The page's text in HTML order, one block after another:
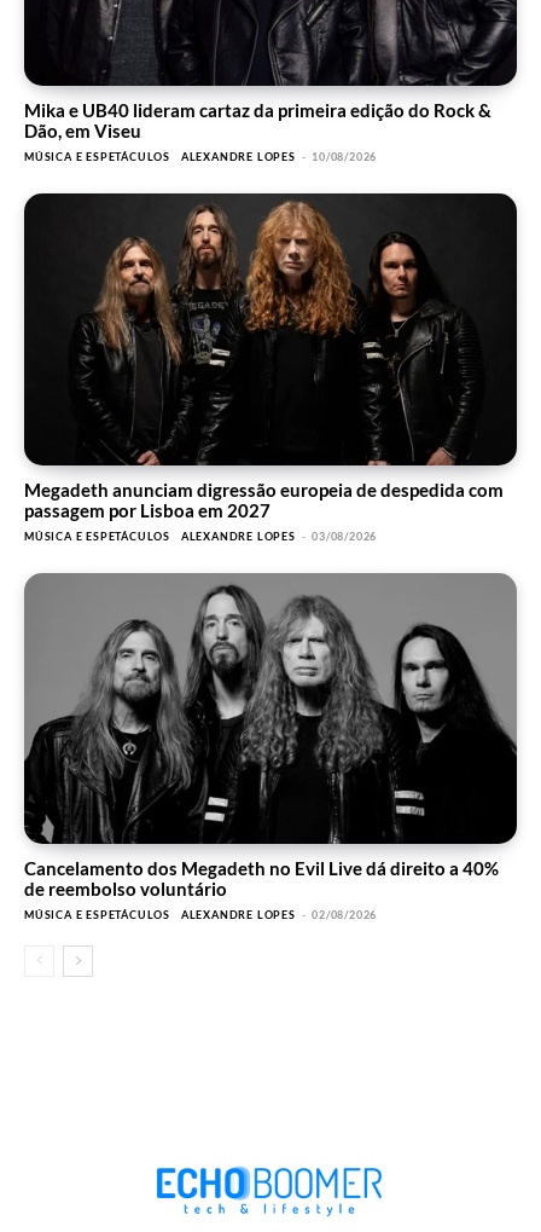
Mika e UB40 lideram cartaz da primeira edição do Rock &
Dão, em Viseu
MÚSICA E ESPETÁCULOS ALEXANDRE LOPES - 10/08/2026
Megadeth anunciam digressão europeia de despedida com
passagem por Lisboa em 2027
MÚSICA E ESPETÁCULOS ALEXANDRE LOPES - 03/08/2026
Cancelamento dos Megadeth no Evil Live dá direito a 40%
de reembolso voluntário
MÚSICA E ESPETÁCULOS ALEXANDRE LOPES - 02/08/2026